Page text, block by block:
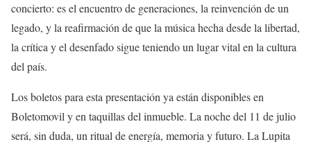
concierto: es el encuentro de generaciones, la reinvención de un
legado, y la reafirmación de que la música hecha desde la libertad,
la crítica y el desenfado sigue teniendo un lugar vital en la cultura
del país.
Los boletos para esta presentación ya están disponibles en
Boletomovil y en taquillas del inmueble. La noche del 11 de julio
será, sin duda, un ritual de energía, memoria y futuro. La Lupita